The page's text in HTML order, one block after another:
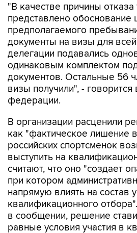
"В качестве причины
представлено обоснование
предполагаемого
документы на визы для
делегации подавались
одинаковым комплектом
документов. Остальные 56
визы получили", -
федерации.
В организации расценили
как "фактическое лишение
российских спортсменок
выступить на
считают, что оно "создает
при котором
напрямую влиять на состав
квалификационного
в сообщении, решение
равные условия участия в